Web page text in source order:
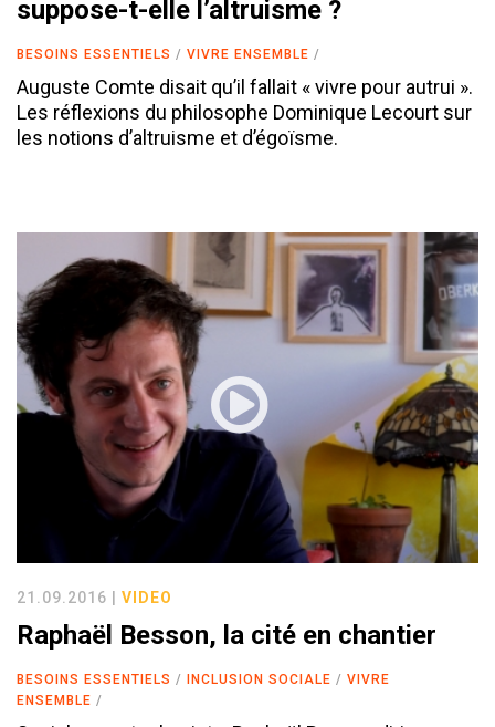
suppose-t-elle l’altruisme ?
BESOINS ESSENTIELS VIVRE ENSEMBLE
Auguste Comte disait qu’il fallait « vivre pour autrui ».
Les réflexions du philosophe Dominique Lecourt sur
les notions d’altruisme et d’égoïsme.
21.09.2016 | VIDEO
Raphaël Besson, la cité en chantier
BESOINS ESSENTIELS INCLUSION SOCIALE
VIVRE
ENSEMBLE